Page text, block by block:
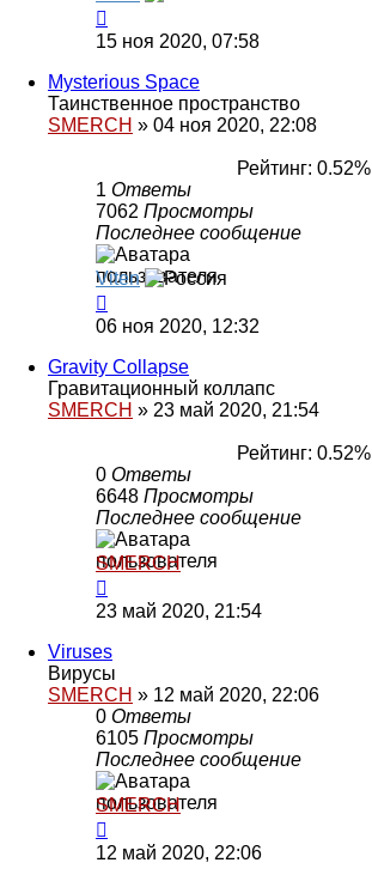
15 ноя 2020, 07:58
Mysterious Space
Таинственное пространство
SMERCH » 04 ноя 2020, 22:08
Рейтинг: 0.52%
1 Ответы
7062 Просмотры
Последнее сообщение
Viten
06 ноя 2020, 12:32
Gravity Collapse
Гравитационный коллапс
SMERCH » 23 май 2020, 21:54
Рейтинг: 0.52%
0 Ответы
6648 Просмотры
Последнее сообщение
SMERCH
23 май 2020, 21:54
Viruses
Вирусы
SMERCH » 12 май 2020, 22:06
0 Ответы
6105 Просмотры
Последнее сообщение
SMERCH
12 май 2020, 22:06